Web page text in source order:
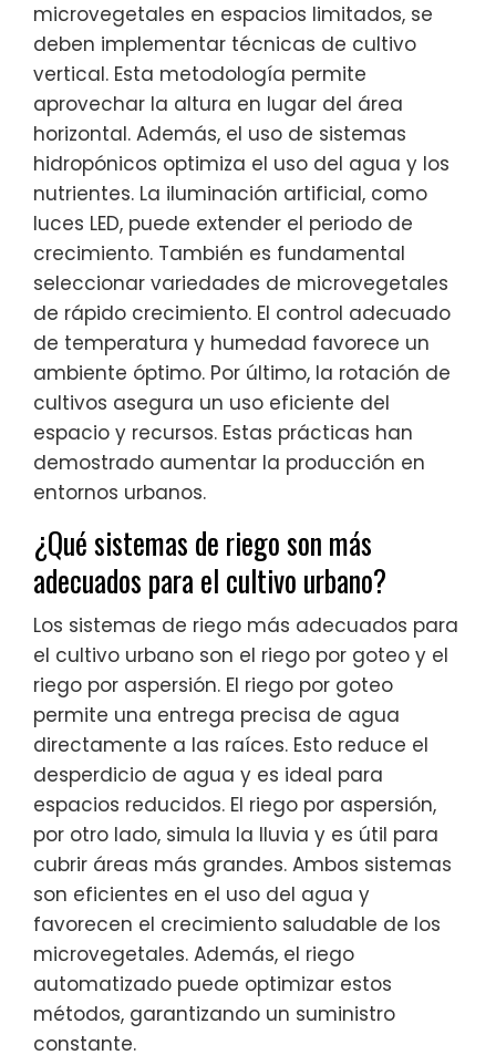
microvegetales en espacios limitados, se
deben implementar técnicas de cultivo
vertical. Esta metodología permite
aprovechar la altura en lugar del área
horizontal. Además, el uso de sistemas
hidropónicos optimiza el uso del agua y los
nutrientes. La iluminación artificial, como
luces LED, puede extender el periodo de
crecimiento. También es fundamental
seleccionar variedades de microvegetales
de rápido crecimiento. El control adecuado
de temperatura y humedad favorece un
ambiente óptimo. Por último, la rotación de
cultivos asegura un uso eficiente del
espacio y recursos. Estas prácticas han
demostrado aumentar la producción en
entornos urbanos.
¿Qué sistemas de riego son más
adecuados para el cultivo urbano?
Los sistemas de riego más adecuados para
el cultivo urbano son el riego por goteo y el
riego por aspersión. El riego por goteo
permite una entrega precisa de agua
directamente a las raíces. Esto reduce el
desperdicio de agua y es ideal para
espacios reducidos. El riego por aspersión,
por otro lado, simula la lluvia y es útil para
cubrir áreas más grandes. Ambos sistemas
son eficientes en el uso del agua y
favorecen el crecimiento saludable de los
microvegetales. Además, el riego
automatizado puede optimizar estos
métodos, garantizando un suministro
constante.